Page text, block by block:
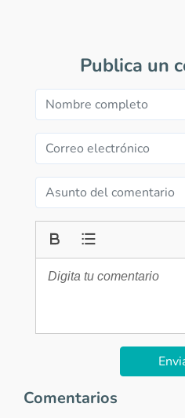
Publica un
Comentarios